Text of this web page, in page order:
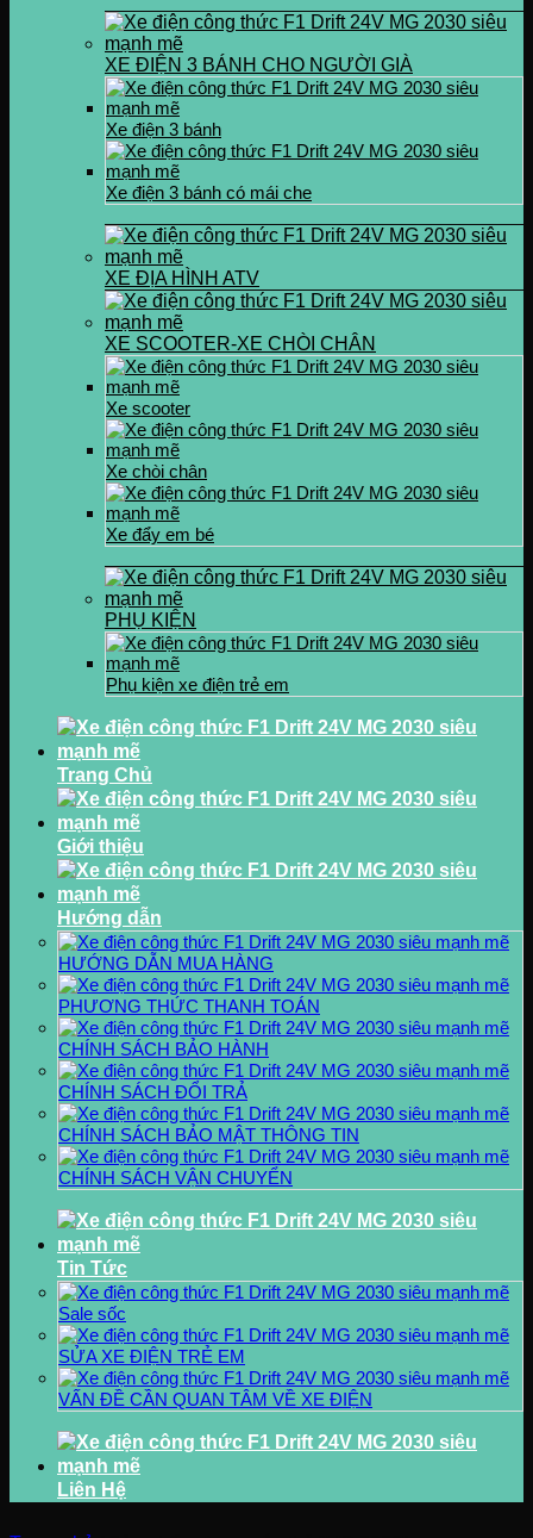
XE ĐIỆN 3 BÁNH CHO NGƯỜI GIÀ
Xe điện 3 bánh
Xe điện 3 bánh có mái che
XE ĐỊA HÌNH ATV
XE SCOOTER-XE CHÒI CHÂN
Xe scooter
Xe chòi chân
Xe đẩy em bé
PHỤ KIỆN
Phụ kiện xe điện trẻ em
Trang Chủ
Giới thiệu
Hướng dẫn
HƯỚNG DẪN MUA HÀNG
PHƯƠNG THỨC THANH TOÁN
CHÍNH SÁCH BẢO HÀNH
CHÍNH SÁCH ĐỔI TRẢ
CHÍNH SÁCH BẢO MẬT THÔNG TIN
CHÍNH SÁCH VẬN CHUYỂN
Tin Tức
Sale sốc
SỬA XE ĐIỆN TRẺ EM
VẤN ĐỀ CẦN QUAN TÂM VỀ XE ĐIỆN
Liên Hệ